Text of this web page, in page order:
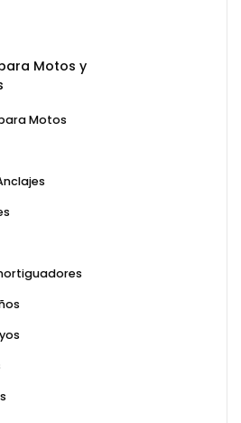
Motos y
Motos